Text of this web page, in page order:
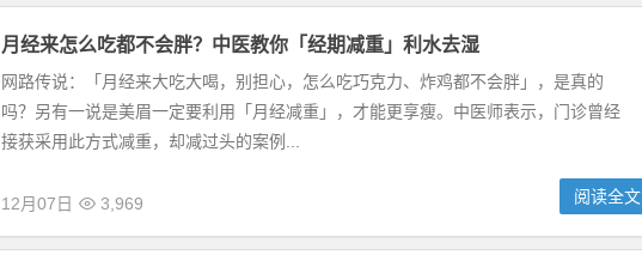
月经来怎么吃都不会胖？中医教你「经期减重」利水去湿
网路传说：「月经来大吃大喝，别担心，怎么吃巧克力、炸鸡都不会胖」，是真的
吗？另有一说是美眉一定要利用「月经减重」，才能更享瘦。中医师表示，门诊曾经
接获采用此方式减重，却减过头的案例...
12月07日 3,969 阅读全文